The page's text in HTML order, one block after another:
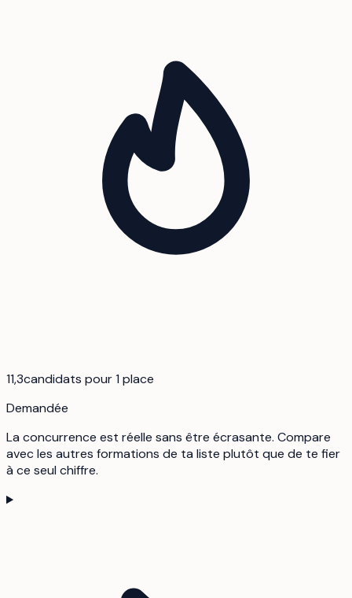
11,3candidats pour 1 place
Demandée
La concurrence est réelle sans être écrasante. Compare
avec les autres formations de ta liste plutôt que de te fier
à ce seul chiffre.